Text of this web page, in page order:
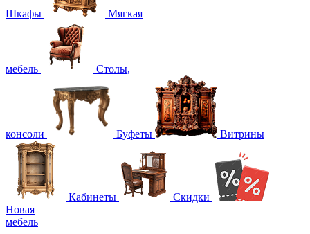
Шкафы Мягкая
мебель Столы,
консоли Буфеты Витрины
Кабинеты
Скидки
Новая
мебель